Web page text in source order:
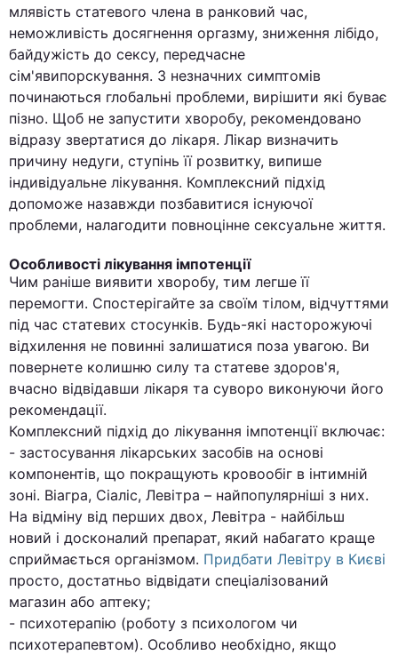
млявість статевого члена в ранковий час,
неможливість досягнення оргазму, зниження лібідо,
байдужість до сексу, передчасне
сім'явипорскування. З незначних симптомів
починаються глобальні проблеми, вирішити які буває
пізно. Щоб не запустити хворобу, рекомендовано
відразу звертатися до лікаря. Лікар визначить
причину недуги, ступінь її розвитку, випише
індивідуальне лікування. Комплексний підхід
допоможе назавжди позбавитися існуючої
проблеми, налагодити повноцінне сексуальне життя.
Особливості лікування імпотенції
Чим раніше виявити хворобу, тим легше її
перемогти. Спостерігайте за своїм тілом, відчуттями
під час статевих стосунків. Будь-які насторожуючі
відхилення не повинні залишатися поза увагою. Ви
повернете колишню силу та статеве здоров'я,
вчасно відвідавши лікаря та суворо виконуючи його
рекомендації.
Комплексний підхід до лікування імпотенції включає:
- застосування лікарських засобів на основі
компонентів, що покращують кровообіг в інтимній
зоні. Віагра, Сіаліс, Левітра – найпопулярніші з них.
На відміну від перших двох, Левітра - найбільш
новий і досконалий препарат, який набагато краще
сприймається організмом. Придбати Левітру в Києві
просто, достатньо відвідати спеціалізований
магазин або аптеку;
- психотерапію (роботу з психологом чи
психотерапевтом). Особливо необхідно, якщо